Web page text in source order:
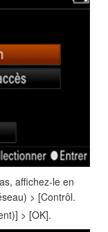
affichez-le en
> [Contrôl.
> [OK].